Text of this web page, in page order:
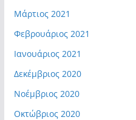
Μάρτιος 2021
Φεβρουάριος 2021
Ιανουάριος 2021
Δεκέμβριος 2020
Νοέμβριος 2020
Οκτώβριος 2020